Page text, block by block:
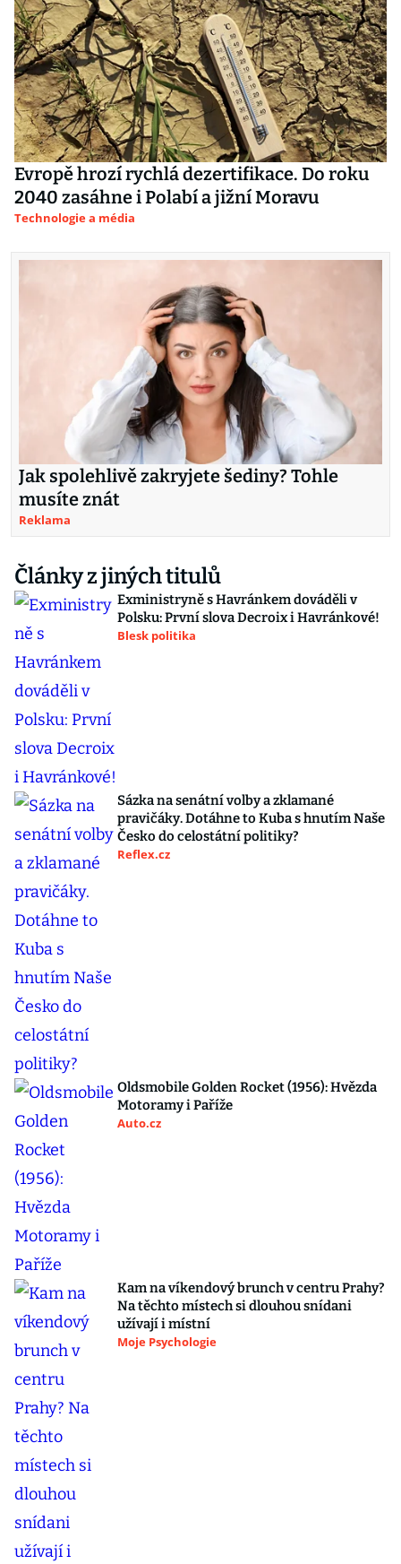
Evropě hrozí rychlá dezertifikace. Do roku
2040 zasáhne i Polabí a jižní Moravu
Technologie a média
Jak spolehlivě zakryjete šediny? Tohle
musíte znát
Reklama
Články z jiných titulů
Exministryně s Havránkem dováděli v
Polsku: První slova Decroix i Havránkové!
Blesk politika
Sázka na senátní volby a zklamané
pravičáky. Dotáhne to Kuba s hnutím Naše
Česko do celostátní politiky?
Reflex.cz
Oldsmobile Golden Rocket (1956): Hvězda
Motoramy i Paříže
Auto.cz
Kam na víkendový brunch v centru Prahy?
Na těchto místech si dlouhou snídani
užívají i místní
Moje Psychologie